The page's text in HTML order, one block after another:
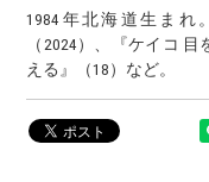
1984年北海道生まれ
（2024）、『ケイコ
える』（18）など。